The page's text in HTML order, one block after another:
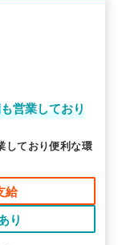
営業しており
しており便利な環
給
り